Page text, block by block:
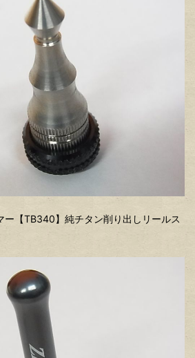
【TB340】純チタン削り出しリールス